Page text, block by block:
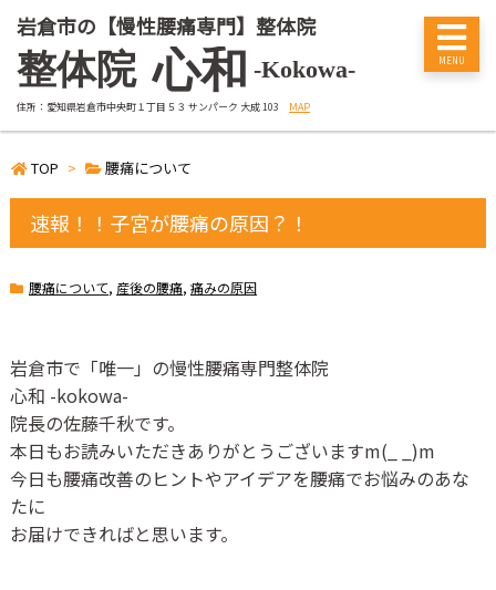
岩倉市の【慢性腰痛専門】整体院
整体院 心和 -Kokowa-
住所：愛知県岩倉市中央町１丁目５３ サンパーク 大成 103 MAP
TOP > 腰痛について
速報！！子宮が腰痛の原因？！
腰痛について, 産後の腰痛, 痛みの原因
岩倉市で「唯一」の慢性腰痛専門整体院
心和 -kokowa-
院長の佐藤千秋です。
本日もお読みいただきありがとうございますm(_ _)m
今日も腰痛改善のヒントやアイデアを腰痛でお悩みのあな
たに
お届けできればと思います。